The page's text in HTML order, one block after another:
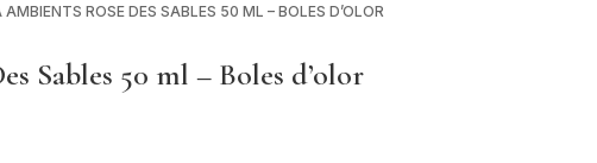
AMBIENTS ROSE DES SABLES 50 ML – BOLES D’OLOR
Sables 50 ml – Boles d’olor